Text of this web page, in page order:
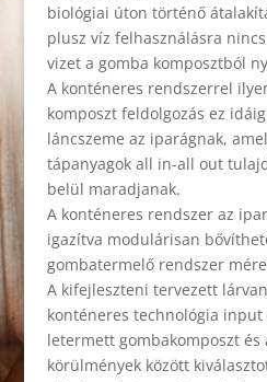
biológiai úton történő
plusz víz felhasználásra
vizet a gomba komposztból
A konténeres rendszerrel
komposzt feldolgozás ez
láncszeme az iparágnak,
tápanyagok all in-all out
belül maradjanak.
A konténeres rendszer az
igazítva modulárisan
gombatermelő rendszer
A kifejleszteni tervezett
konténeres technológia
letermett gombakomposzt és
körülmények között